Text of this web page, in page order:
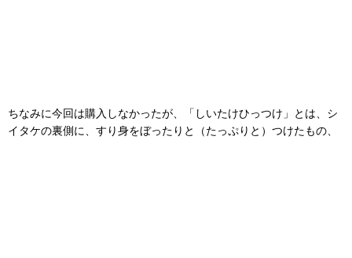
ちなみに今回は購入しなかったが、「しいたけひっつけ」とは、シ
イタケの裏側に、すり身をぼったりと（たっぷりと）つけたもの、